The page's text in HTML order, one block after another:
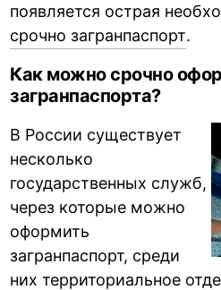
появляется острая
срочно загранпаспорт.
Как можно срочно
загранпаспорта?
В России существует
несколько
государственных служб,
через которые можно
оформить
загранпаспорт, среди
них территориальное